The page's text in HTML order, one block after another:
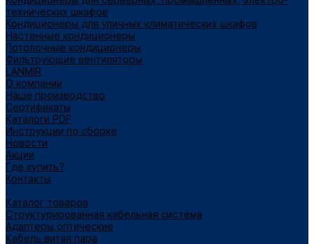
технических шкафов
Кондиционеры для уличных климатических шкафов
Настенные кондиционеры
Потолочные кондиционеры
Фильтрующие вентиляторы
LANMIR
О компании
Наше производство
Сертификаты
Каталоги PDF
Инструкции по сборке
Новости
Акции
Где купить?
Контакты
...
Каталог товаров
Структурированная кабельная система
Адаптеры оптические
Кабель витая пара